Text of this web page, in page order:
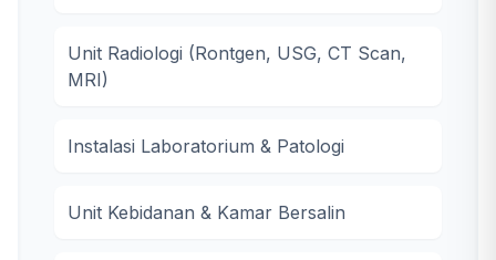
Unit Radiologi (Rontgen, USG, CT Scan,
MRI)
Instalasi Laboratorium & Patologi
Unit Kebidanan & Kamar Bersalin